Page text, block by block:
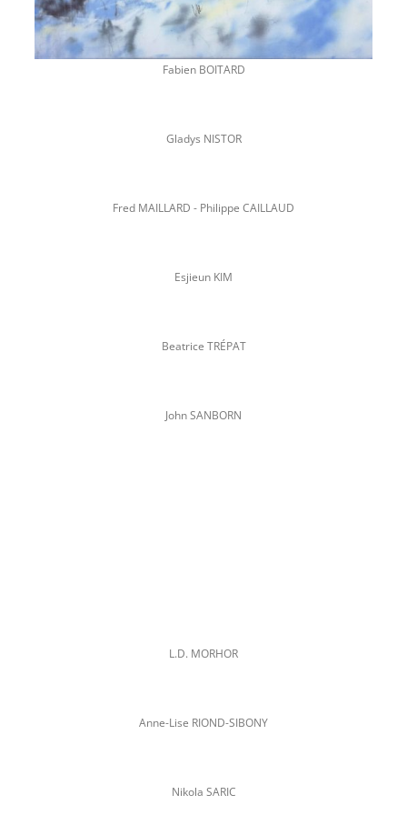
Fabien BOITARD
Gladys NISTOR
Fred MAILLARD - Philippe CAILLAUD
Esjieun KIM
Beatrice TRÉPAT
John SANBORN
L.D. MORHOR
Anne-Lise RIOND-SIBONY
Nikola SARIC